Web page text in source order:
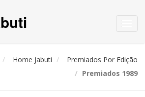
Home Jabuti
Premiados Por Edição
Premiados 1989